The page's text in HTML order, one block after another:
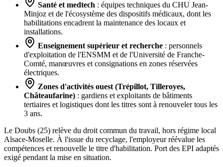
Santé et medtech : équipes techniques du CHU Jean-
Minjoz et de l'écosystème des dispositifs médicaux, dont les
habilitations encadrent la maintenance des locaux et
installations.
Enseignement supérieur et recherche : personnels
d'exploitation de l'ENSMM et de l'Université de Franche-
Comté, manœuvres et consignations en zones réservées
électriques.
Zones d'activités ouest (Trépillot, Tilleroyes,
Châteaufarine) : gardiens et exploitants de bâtiments
tertiaires et logistiques dont les titres sont à renouveler tous les
3 ans.
Le Doubs (25) relève du droit commun du travail, hors régime local
Alsace-Moselle. À l'issue du recyclage, l'employeur réévalue les
compétences et renouvelle le titre d'habilitation. Port des EPI adaptés
exigé pendant la mise en situation.